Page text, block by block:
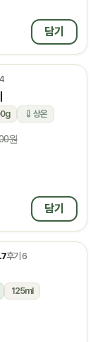
담기
상온
원
담기
후기 6
125ml